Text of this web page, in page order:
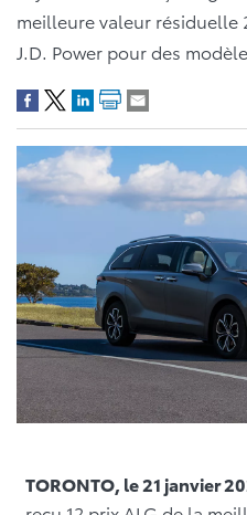
meilleure valeur résiduelle
J.D. Power pour des
TORONTO, le 21 janvier